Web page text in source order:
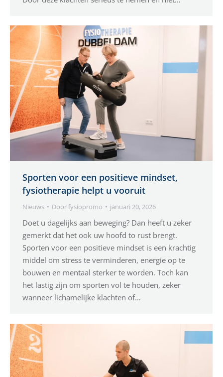
Sporten voor een positieve mindset,
fysiotherapie helpt u vooruit
Nieuws Doorfysiopromo januari 20, 2026
Doet u dagelijks aan beweging? Dan heeft u zeker
gemerkt dat het ook uw hoofd to rust brengt.
Sporten voor een positieve mindset is een krachtig
middel om stress te verminderen, energie op te
bouwen en mentaal sterker te worden. Toch kan
het lastig zijn om sporten vol te houden, zeker
wanneer lichamelijke klachten of…